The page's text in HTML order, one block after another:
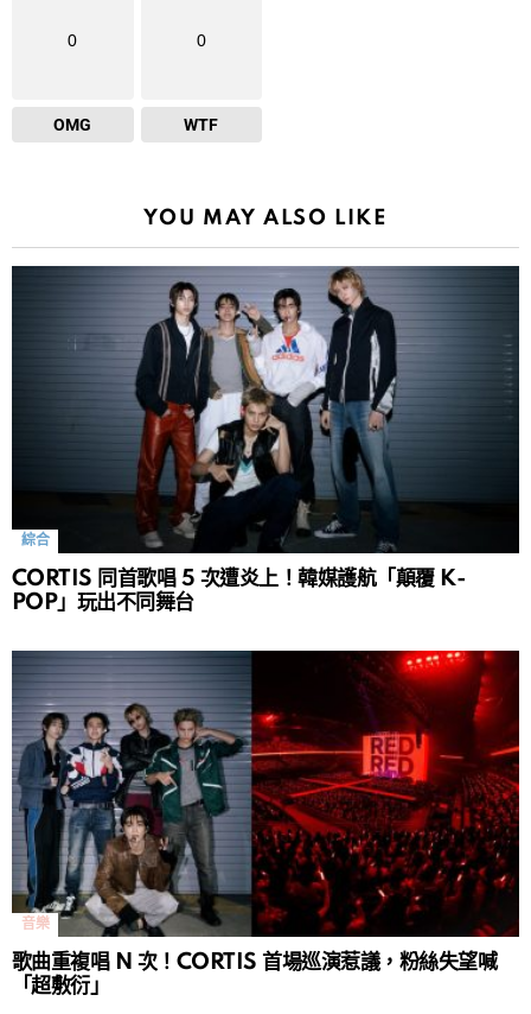
0
OMG
0
WTF
YOU MAY ALSO LIKE
綜合
CORTIS 同首歌唱 5 次遭炎上！韓媒護航「顛覆 K-
POP」玩出不同舞台
音樂
歌曲重複唱 N 次！CORTIS 首場巡演惹議，粉絲失望喊
「超敷衍」